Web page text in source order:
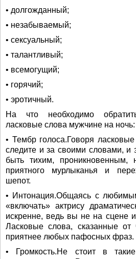
• долгожданный;
• незабываемый;
• сексуальный;
• талантливый;
• всемогущий;
• горячий;
• эротичный.
На что необходимо
ласковые слова мужчине на ночь:
• Тембр голоса.Говоря
следите и за своими словами, и
быть тихим, проникновенным,
приятного мурлыканья и
шепот.
• Интонация.Общаясь с
«включать» актрису
искренне, ведь вы не на сцене
Ласковые слова, сказанные от
приятнее любых пафосных фраз.
• Громкость.Не стоит в